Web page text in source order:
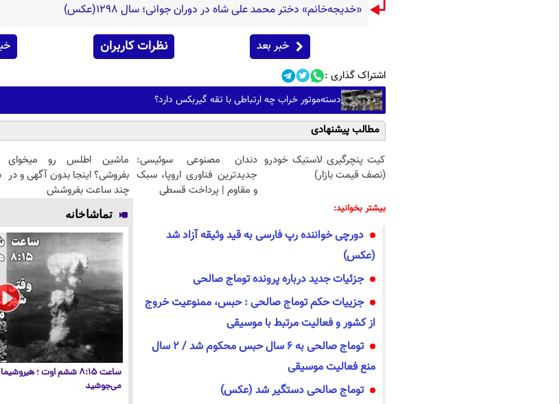
«خدیجه‌خانم» دختر محمد علی شاه در دوران جوانی؛ سال 1298(عکس)
خبر بعد نظرات کاربران
اشتراک گذاری :
دسته‌موتور خراب چه ارتباطی با تقه گیربکس دارد؟
مطالب پیشنهادی
کیت پنچرگیری لاستیک خودرو
(نصف قیمت بازار)
دندان مصنوعی سوئیسی:
جدیدترین فناوری اروپا، سبک
و مقاوم | پرداخت قسطی
ماشین اطلس رو میخوای
بفروشی؟ اینجا بدون آگهی و در
چند ساعت بفروشش
بیشتر بخوانید:
دورچی خواننده رپ فارسی به قید وثیقه آزاد شد
(عکس)
جزئیات جدید درباره پرونده توماج صالحی
جزییات حکم توماج صالحی : حبس، ممنوعیت خروج
از کشور و فعالیت‌ مرتبط با موسیقی
توماج صالحی به ۶ سال حبس محکوم شد / 2 سال
منع فعالیت موسیقی
توماج صالحی دستگیر شد (عکس)
تماشاخانه
ساعت ۸:۱۵ ششم اوت ؛
می‌جوشید